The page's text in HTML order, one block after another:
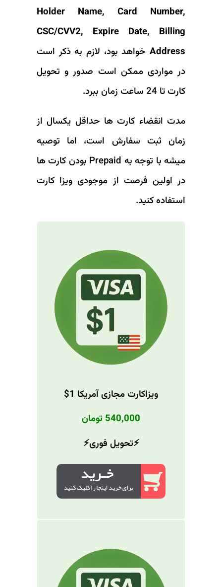
Holder Name, Card Number,
CSC/CVV2, Expire Date, Billing
Address خواهد بود، لازم به ذکر است
در مواردی ممکن است صدور و تحویل
کارت تا 24 ساعت زمان ببرد.
مدت انقضاء کارت ها حداقل یکسال از
زمان ثبت سفارش است، اما توصیه
میشه با توجه به Prepaid بودن کارت ها
در اولین فرصت از موجودی ویزا کارت
استفاده کنید.
ویزاکارت مجازی آمریکا 1$
540,000 تومان
⚡️تحویل فوری⚡️